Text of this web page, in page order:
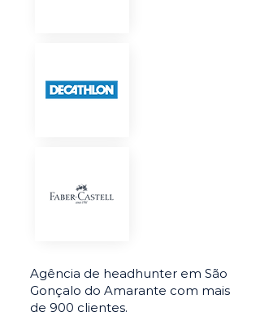
Agência de headhunter em São
Gonçalo do Amarante com mais
de 900 clientes.